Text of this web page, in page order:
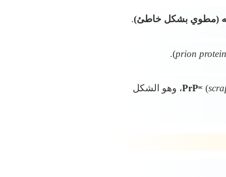
(مطوي بشكل خاطئ).
prion
).
PrPˢᶜ(
form)، وهو الشكل